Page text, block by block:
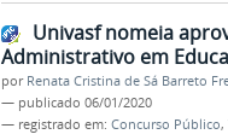
Univasf nomeia
Administrativo em
por Renata Cristina de Sá Barreto
— publicado 06/01/2020
— registrado em: Concurso Público,